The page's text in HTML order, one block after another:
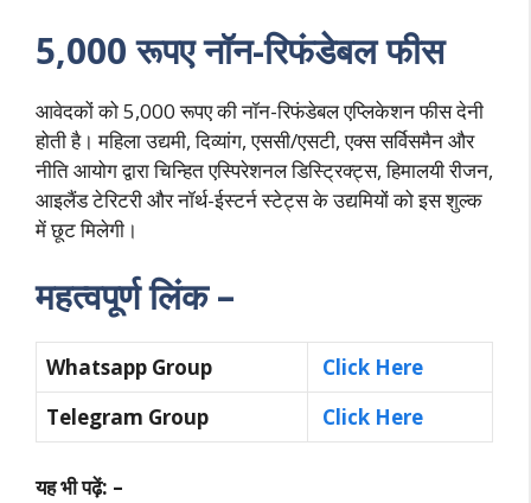
5,000 रूपए नॉन-रिफंडेबल फीस
आवेदकों को 5,000 रूपए की नॉन-रिफंडेबल एप्लिकेशन फीस देनी
होती है। महिला उद्यमी, दिव्यांग, एससी/एसटी, एक्स सर्विसमैन और
नीति आयोग द्वारा चिन्हित एस्पिरेशनल डिस्ट्रिक्ट्स, हिमालयी रीजन,
आइलैंड टेरिटरी और नॉर्थ-ईस्टर्न स्टेट्स के उद्यमियों को इस शुल्क
में छूट मिलेगी।
महत्वपूर्ण लिंक –
Whatsapp Group
Click Here
Telegram Group
Click Here
यह भी पढ़ें: –